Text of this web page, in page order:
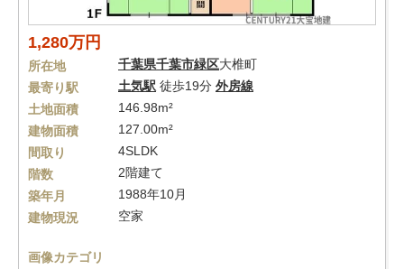
1,280万円
所在地 千葉県千葉市緑区大椎町
最寄り駅
土気駅 徒歩19分 外房線
土地面積
146.98m²
建物面積
127.00m²
間取り
4SLDK
階数
2階建て
築年月
1988年10月
建物現況
空家
画像カテゴリ